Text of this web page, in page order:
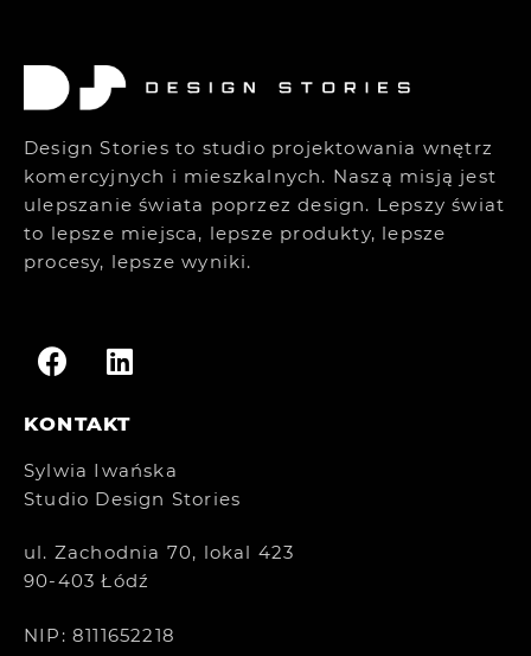
Design Stories to studio projektowania wnętrz
komercyjnych i mieszkalnych. Naszą misją jest
ulepszanie świata poprzez design. Lepszy świat
to lepsze miejsca, lepsze produkty, lepsze
procesy, lepsze wyniki.
KONTAKT
Sylwia Iwańska
Studio Design Stories
ul. Zachodnia 70, lokal 423
90-403 Łódź
NIP: 8111652218